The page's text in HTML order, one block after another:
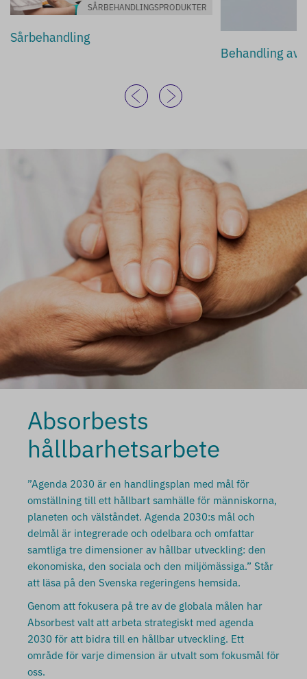
SÅRBEHANDLINGSPRODUKTER
Sårbehandling
Behandling av
Absorbests
hållbarhetsarbete
”Agenda 2030 är en handlingsplan med mål för
omställning till ett hållbart samhälle för människorna,
planeten och välståndet. Agenda 2030:s mål och
delmål är integrerade och odelbara och omfattar
samtliga tre dimensioner av hållbar utveckling: den
ekonomiska, den sociala och den miljömässiga.” Står
att läsa på den Svenska regeringens hemsida.
Genom att fokusera på tre av de globala målen har
Absorbest valt att arbeta strategiskt med agenda
2030 för att bidra till en hållbar utveckling. Ett
område för varje dimension är utvalt som fokusmål för
oss.